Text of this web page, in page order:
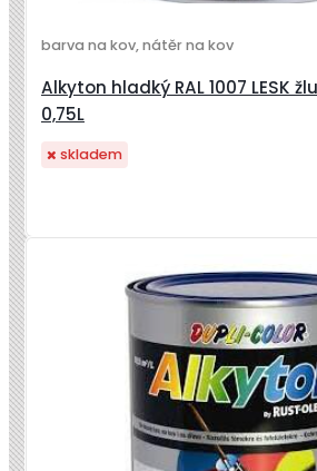
Alkyton hladký RAL 1007 LESK
0,75L
barva na kov, nátěr na kov
skladem